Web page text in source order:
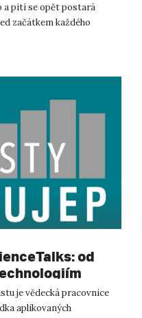
a pití se opět postará
začátkem každého
od
je vědecká pracovnice
aplikovaných